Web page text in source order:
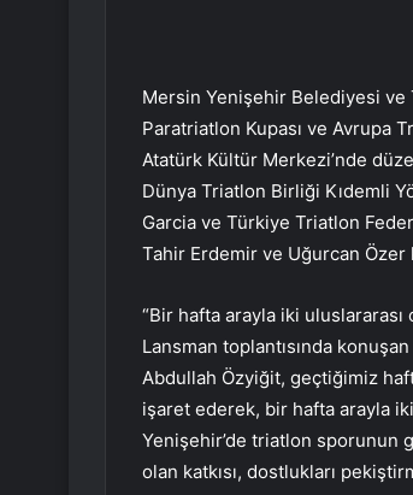
Mersin Yenişehir Belediyesi
Paratriatlon Kupası ve Avrupa
Atatürk Kültür Merkezi’nde
Dünya Triatlon Birliği Kıdemli
Garcia ve Türkiye Triatlon
Tahir Erdemir ve Uğurcan Özer
“Bir hafta arayla iki
Lansman toplantısında
Abdullah Özyiğit, geçtiğimiz
işaret ederek, bir hafta arayla
Yenişehir’de triatlon sporunun
olan katkısı, dostlukları